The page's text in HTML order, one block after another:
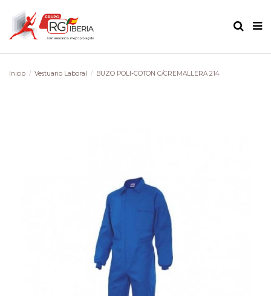
Inicio Vestuario Laboral BUZO POLI-COTON C/CREMALLERA 214